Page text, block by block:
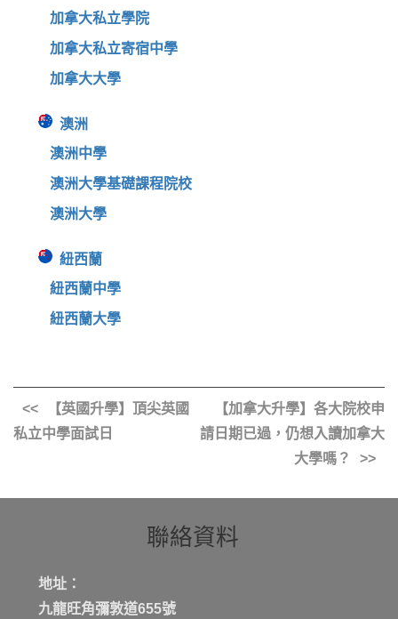
加拿大私立學院
加拿大私立寄宿中學
加拿大大學
澳洲
澳洲中學
澳洲大學基礎課程院校
澳洲大學
紐西蘭
紐西蘭中學
紐西蘭大學
【英國升學】頂尖英國
私立中學面試日
【加拿大升學】各大院校申
請日期已過，仍想入讀加拿大
大學嗎？
聯絡資料
地址：
九龍旺角彌敦道655號